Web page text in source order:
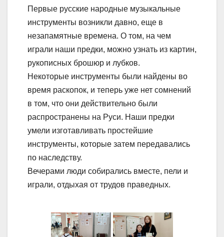
Первые русские народные музыкальные
инструменты возникли давно, еще в
незапамятные времена. О том, на чем
играли наши предки, можно узнать из картин,
рукописных брошюр и лубков.
Некоторые инструменты были найдены во
время раскопок, и теперь уже нет сомнений
в том, что они действительно были
распространены на Руси. Наши предки
умели изготавливать простейшие
инструменты, которые затем передавались
по наследству.
Вечерами люди собирались вместе, пели и
играли, отдыхая от трудов праведных.